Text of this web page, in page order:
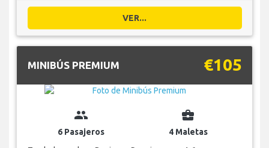
VER...
MINIBÚS PREMIUM €105
group
6 Pasajeros
business_center
4 Maletas